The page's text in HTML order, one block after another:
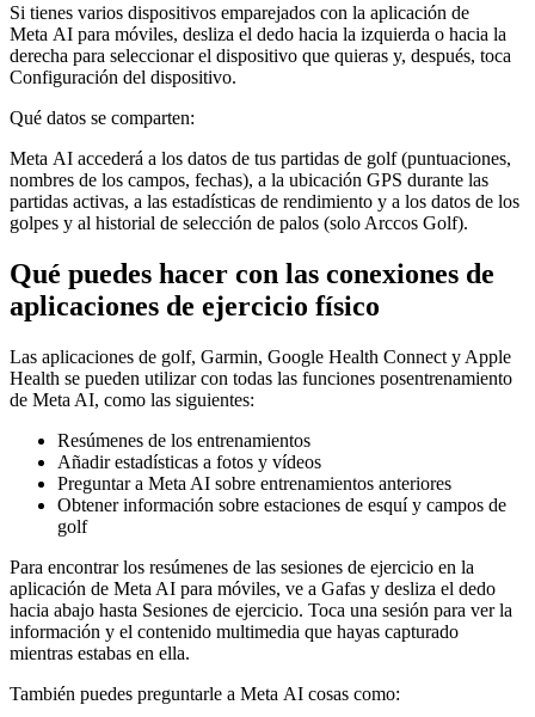
Si tienes varios dispositivos emparejados con la aplicación de
Meta AI para móviles, desliza el dedo hacia la izquierda o hacia la
derecha para seleccionar el dispositivo que quieras y, después, toca
Configuración del dispositivo.
Qué datos se comparten:
Meta AI accederá a los datos de tus partidas de golf (puntuaciones,
nombres de los campos, fechas), a la ubicación GPS durante las
partidas activas, a las estadísticas de rendimiento y a los datos de los
golpes y al historial de selección de palos (solo Arccos Golf).
Qué puedes hacer con las conexiones de
aplicaciones de ejercicio físico
Las aplicaciones de golf, Garmin, Google Health Connect y Apple
Health se pueden utilizar con todas las funciones posentrenamiento
de Meta AI, como las siguientes:
Resúmenes de los entrenamientos
Añadir estadísticas a fotos y vídeos
Preguntar a Meta AI sobre entrenamientos anteriores
Obtener información sobre estaciones de esquí y campos de
golf
Para encontrar los resúmenes de las sesiones de ejercicio en la
aplicación de Meta AI para móviles, ve a Gafas y desliza el dedo
hacia abajo hasta Sesiones de ejercicio. Toca una sesión para ver la
información y el contenido multimedia que hayas capturado
mientras estabas en ella.
También puedes preguntarle a Meta AI cosas como: